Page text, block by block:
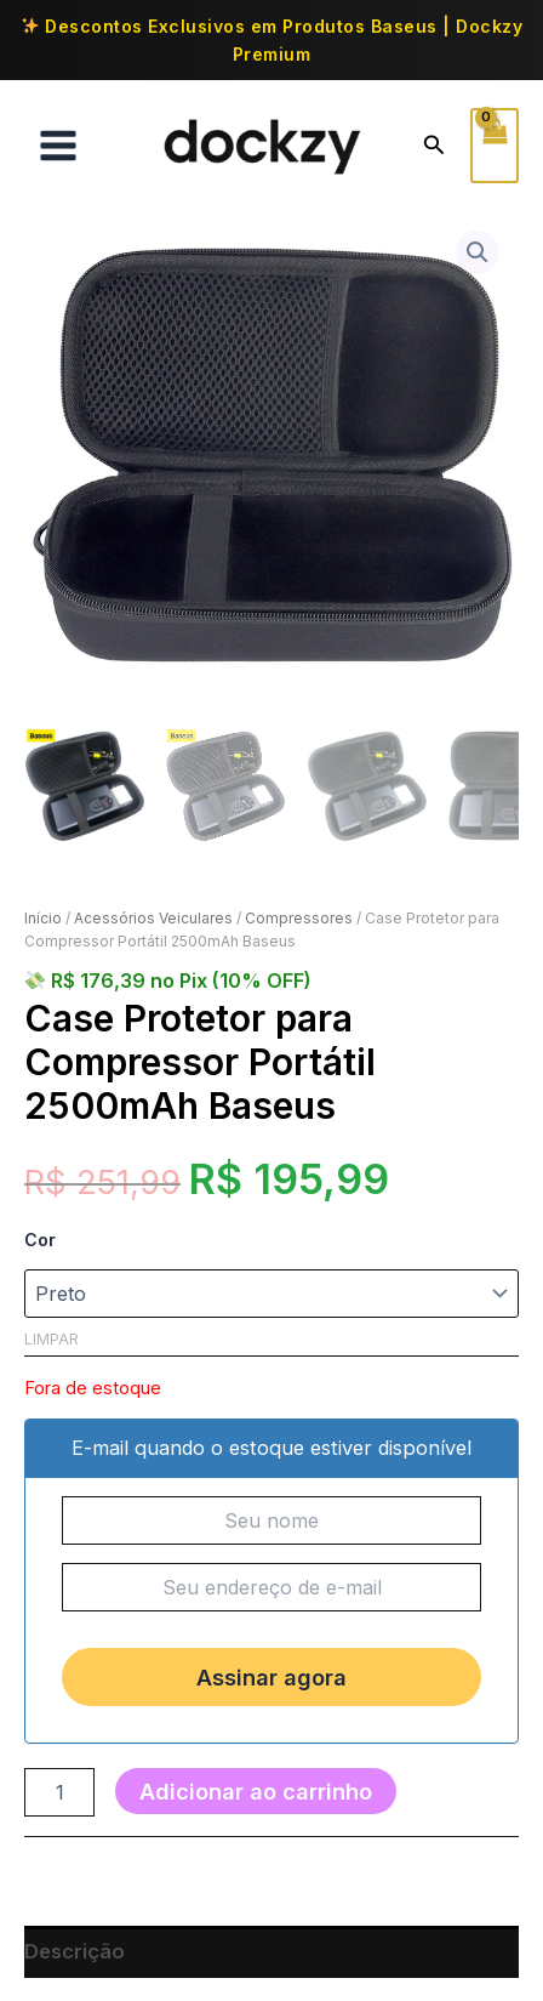
Descontos Exclusivos em Produtos Baseus | Dockzy
Premium
Início / Acessórios Veiculares / Compressores / Case Protetor para
Compressor Portátil 2500mAh Baseus
R$ 176,39 no Pix (10% OFF)
Case Protetor para
Compressor Portátil
2500mAh Baseus
R$251,99 R$ 195,99
Cor
LIMPAR
Fora de estoque
E-mail quando o estoque estiver disponível
Adicionar ao carrinho
Descrição